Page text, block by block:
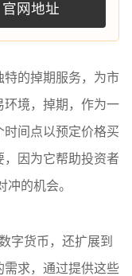
官网地址
特的掉期服务，为市
环境，掉期，作为一
间点以预定价格买
因为它帮助投资者
的机会。
字货币，还扩展到
需求，通过提供这些